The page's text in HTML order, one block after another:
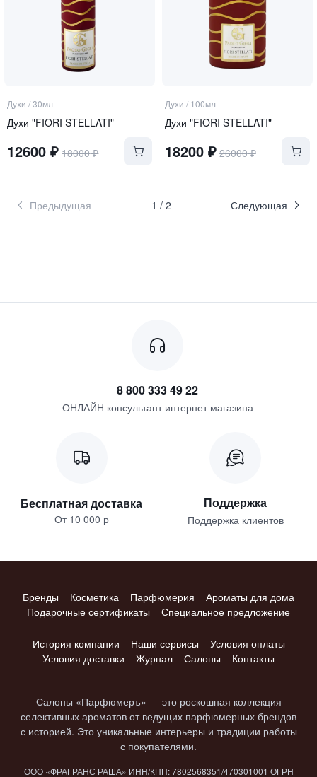
Духи /30мл
Духи "FIORI STELLATI"
12600 ₽ 18000₽
Духи / 100мл
Духи "FIORI STELLATI"
18200₽ 26000₽
Предыдущая 1 / 2 Следующая
8 800 333 49 22
ОНЛАЙН консультант интернет магазина
Бесплатная доставка
От 10 000 р
Поддержка
Поддержка клиентов
Бренды Косметика Парфюмерия
Ароматы для дома
Подарочные сертификаты
Специальное предложение
История компании Наши сервисы
Условия оплаты
Условия доставки
Журнал Салоны Контакты
Салоны «Парфюмеръ» — это роскошная коллекция
селективных ароматов от ведущих парфюмерных брендов
с историей. Это уникальные интерьеры и традиции работы
с покупателями.
ООО «ФРАГРАНС РАША» ИНН/КПП: 7802​568351/4703​01001 ОГРН